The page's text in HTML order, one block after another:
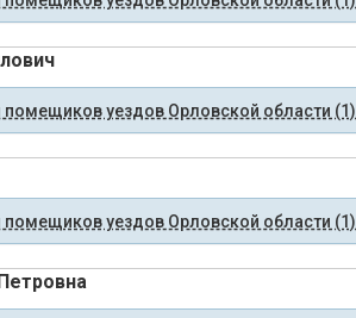
уездов Орловской области (1)
уездов Орловской области (1)